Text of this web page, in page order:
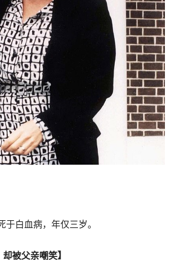
白血病，年仅三岁。
被父亲嘲笑】